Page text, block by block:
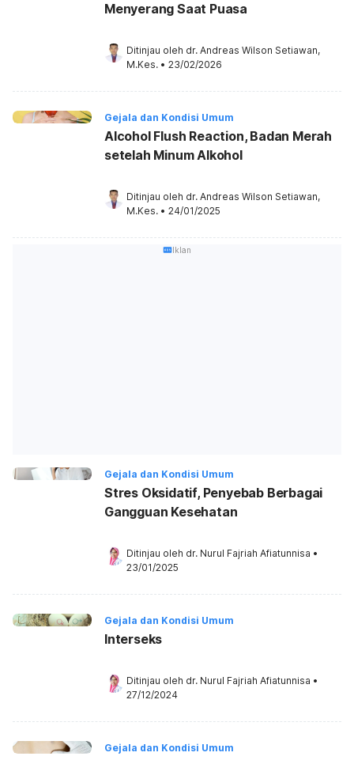
Menyerang Saat Puasa
Ditinjau oleh dr. Andreas Wilson Setiawan,
M.Kes. • 23/02/2026
Gejala dan Kondisi Umum
Alcohol Flush Reaction, Badan Merah
setelah Minum Alkohol
Ditinjau oleh dr. Andreas Wilson Setiawan,
M.Kes. • 24/01/2025
Iklan
Gejala dan Kondisi Umum
Stres Oksidatif, Penyebab Berbagai
Gangguan Kesehatan
Ditinjau oleh dr. Nurul Fajriah Afiatunnisa •
23/01/2025
Gejala dan Kondisi Umum
Interseks
Ditinjau oleh dr. Nurul Fajriah Afiatunnisa •
27/12/2024
Gejala dan Kondisi Umum